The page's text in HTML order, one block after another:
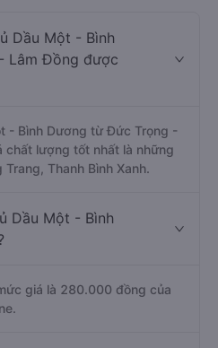
Dầu Một - Bình
Lâm Đồng được
- Bình Dương từ Đức Trọng -
chất lượng tốt nhất là những
Thanh Bình Xanh.
Dầu Một - Bình
giá là 280.000 đồng của